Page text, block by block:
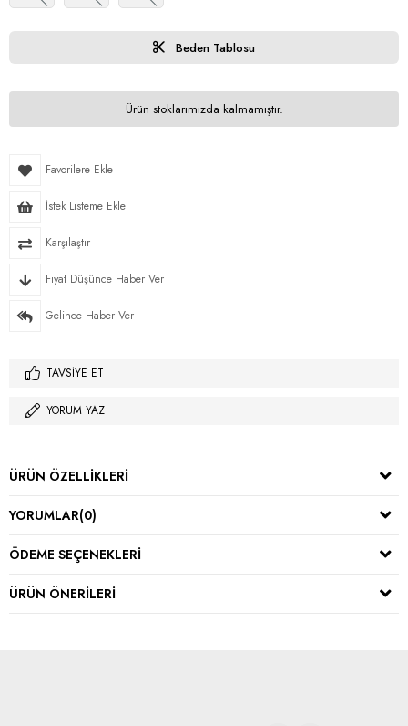
Beden Tablosu
Ürün stoklarımızda kalmamıştır.
Favorilere Ekle
İstek Listeme Ekle
Karşılaştır
Fiyat Düşünce Haber Ver
Gelince Haber Ver
TAVSIYE ET
YORUM YAZ
ÜRÜN ÖZELLIKLERI
YORUMLAR(0)
ÖDEME SEÇENEKLERI
ÜRÜN ÖNERILERI